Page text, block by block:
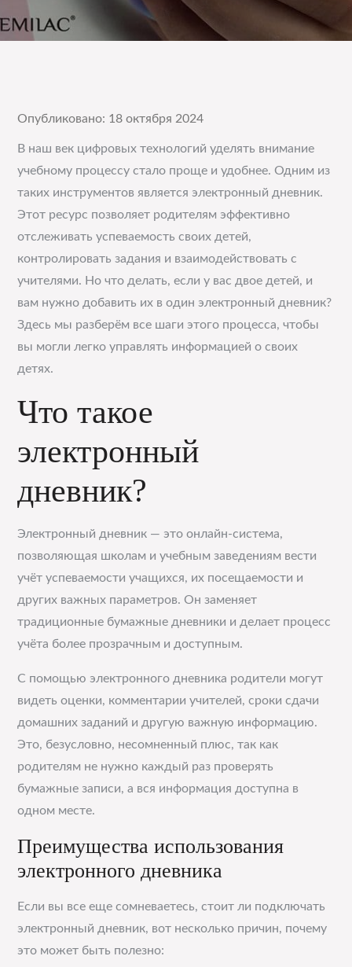
Опубликовано: 18 октября 2024
В наш век цифровых технологий уделять внимание
учебному процессу стало проще и удобнее. Одним из
таких инструментов является электронный дневник.
Этот ресурс позволяет родителям эффективно
отслеживать успеваемость своих детей,
контролировать задания и взаимодействовать с
учителями. Но что делать, если у вас двое детей, и
вам нужно добавить их в один электронный дневник?
Здесь мы разберём все шаги этого процесса, чтобы
вы могли легко управлять информацией о своих
детях.
Что такое
электронный
дневник?
Электронный дневник — это онлайн-система,
позволяющая школам и учебным заведениям вести
учёт успеваемости учащихся, их посещаемости и
других важных параметров. Он заменяет
традиционные бумажные дневники и делает процесс
учёта более прозрачным и доступным.
С помощью электронного дневника родители могут
видеть оценки, комментарии учителей, сроки сдачи
домашних заданий и другую важную информацию.
Это, безусловно, несомненный плюс, так как
родителям не нужно каждый раз проверять
бумажные записи, а вся информация доступна в
одном месте.
Преимущества использования
электронного дневника
Если вы все еще сомневаетесь, стоит ли подключать
электронный дневник, вот несколько причин, почему
это может быть полезно: